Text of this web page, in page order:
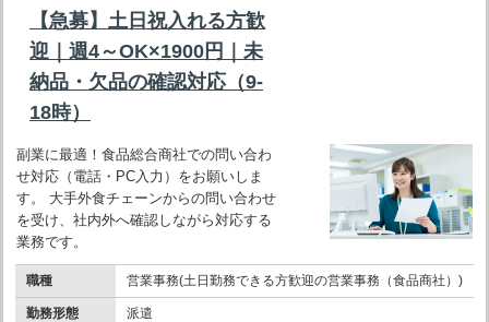
【急募】土日祝入れる方歓
迎｜週4～OK×1900円｜未
納品・欠品の確認対応（9-
18時）
副業に最適！食品総合商社での問い合わ
せ対応（電話・PC入力）をお願いしま
す。 大手外食チェーンからの問い合わせ
を受け、社内外へ確認しながら対応する
業務です。
職種 営業事務(土日勤務できる方歓迎の営業事務（食品商社）)
勤務形態 派遣